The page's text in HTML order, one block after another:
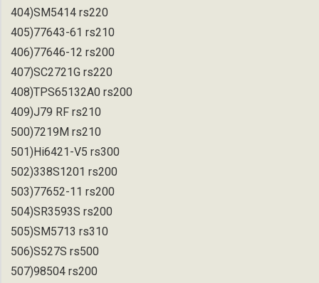
404)SM5414 rs220
405)77643-61 rs210
406)77646-12 rs200
407)SC2721G rs220
408)TPS65132A0 rs200
409)J79 RF rs210
500)7219M rs210
501)Hi6421-V5 rs300
502)338S1201 rs200
503)77652-11 rs200
504)SR3593S rs200
505)SM5713 rs310
506)S527S rs500
507)98504 rs200